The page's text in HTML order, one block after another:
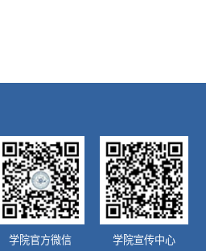
学院官方微信
学院宣传中心